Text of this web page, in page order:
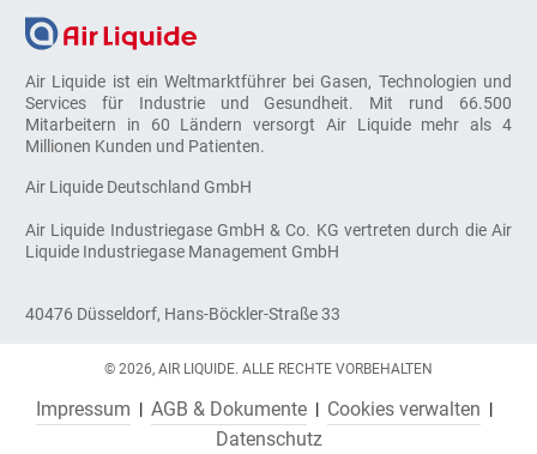
Air Liquide ist ein Weltmarktführer bei Gasen, Technologien und
Services für Industrie und Gesundheit. Mit rund 66.500
Mitarbeitern in 60 Ländern versorgt Air Liquide mehr als 4
Millionen Kunden und Patienten.
Air Liquide Deutschland GmbH
Air Liquide Industriegase GmbH & Co. KG vertreten durch die Air
Liquide Industriegase Management GmbH
40476 Düsseldorf, Hans-Böckler-Straße 33
© 2026, AIR LIQUIDE. ALLE RECHTE VORBEHALTEN
Impressum AGB & Dokumente
Cookies verwalten
Datenschutz